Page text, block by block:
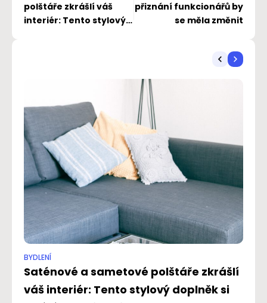
polštáře zkrášlí váš
interiér: Tento stylový
přiznání funkcionářů by
se měla změnit
BYDLENÍ
Saténové a sametové polštáře zkrášlí
váš interiér: Tento stylový doplněk si